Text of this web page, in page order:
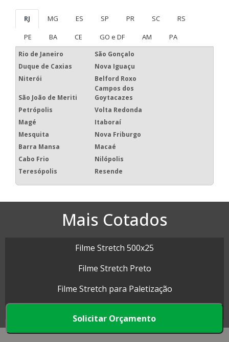
Solicitar Orçamento
RJ MG ES SP PR SC
RS
PE
BA CE GO e DF AM PA
Rio de Janeiro
São Gonçalo
Duque de Caxias
Nova Iguaçu
Niterói
Belford Roxo
São João de Meriti
Campos dos
Goytacazes
Petrópolis
Volta Redonda
Magé
Itaboraí
Mesquita
Nova Friburgo
Barra Mansa
Macaé
Cabo Frio
Nilópolis
Teresópolis
Resende
Mais Cotados
Filme Stretch 500x25
Filme Stretch Preto
Filme Stretch para Paletização